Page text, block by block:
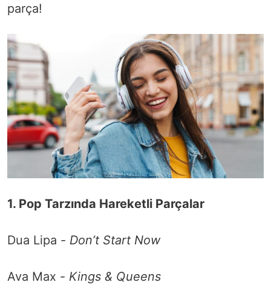
parça!
1. Pop Tarzında Hareketli Parçalar
Dua Lipa - Don’t Start Now
Ava Max - Kings & Queens